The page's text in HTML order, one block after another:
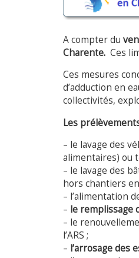
A compter du
Charente. Ces
Ces mesures
d’adduction en
collectivités,
Les
– le lavage des
alimentaires) ou
– le lavage des
hors chantiers
– l’alimentation
– le remplissage
– le
l’ARS ;
– l’arrosage des